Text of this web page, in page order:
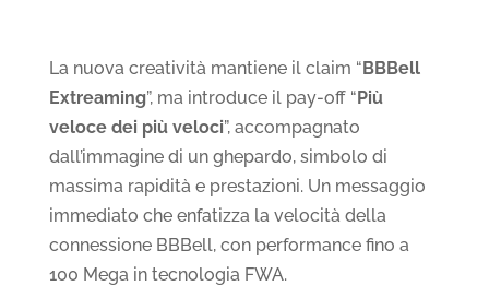
La nuova creatività mantiene il claim “BBBell
Extreaming”, ma introduce il pay-off “Più
veloce dei più veloci”, accompagnato
dall’immagine di un ghepardo, simbolo di
massima rapidità e prestazioni. Un messaggio
immediato che enfatizza la velocità della
connessione BBBell, con performance fino a
100 Mega in tecnologia FWA.